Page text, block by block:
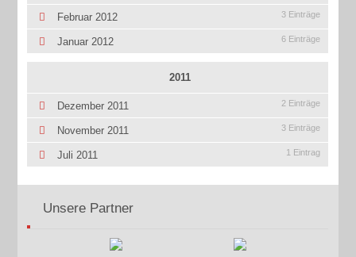
Februar 2012 3 Einträge
Januar 2012 6 Einträge
2011
Dezember 2011 2 Einträge
November 2011 3 Einträge
Juli 2011 1 Eintrag
Unsere Partner